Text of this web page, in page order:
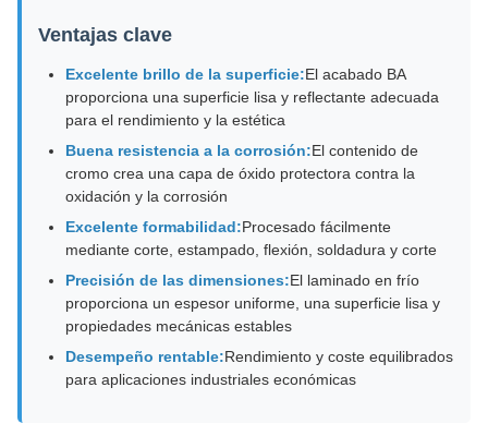
Ventajas clave
Excelente brillo de la superficie:El acabado BA
proporciona una superficie lisa y reflectante adecuada
para el rendimiento y la estética
Buena resistencia a la corrosión:El contenido de
cromo crea una capa de óxido protectora contra la
oxidación y la corrosión
Excelente formabilidad:Procesado fácilmente
mediante corte, estampado, flexión, soldadura y corte
Precisión de las dimensiones:El laminado en frío
proporciona un espesor uniforme, una superficie lisa y
propiedades mecánicas estables
Desempeño rentable:Rendimiento y coste equilibrados
para aplicaciones industriales económicas